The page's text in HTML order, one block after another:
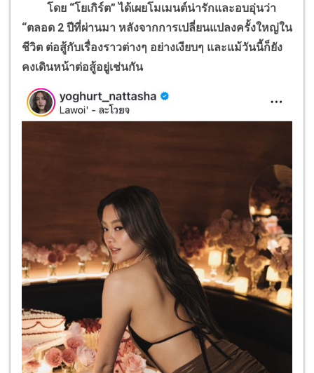
โดย “โยเกิร์ต” ได้เผยโมเมนต์น่ารักและอบอุ่นว่า
“ตลอด 2 ปีที่ผ่านมา หลังจากการเปลี่ยนแปลงครั้งใหญ่ใน
ชีวิต ต่อสู้กับเรื่องราวต่างๆ อย่างเงียบๆ และแม้วันนี้ก็ยัง
คงเดินหน้าต่อสู้อยู่เช่นกัน